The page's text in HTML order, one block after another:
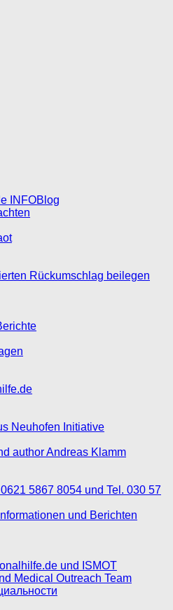
INFOBlog
Rückumschlag beilegen
Neuhofen Initiative
author Andreas Klamm
5867 8054 und Tel. 030 57
und Berichten
und ISMOT
Medical Outreach Team